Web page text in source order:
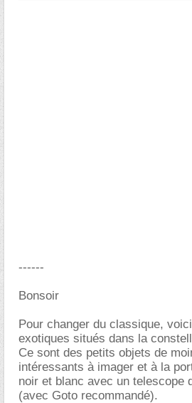
------
Bonsoir
Pour changer du classique,
exotiques situés dans la
Ce sont des petits objets de
intéressants à imager et à la
noir et blanc avec un telescope
(avec Goto recommandé).